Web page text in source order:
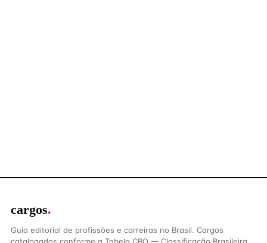
cargos.
Guia editorial de profissões e carreiras no Brasil. Cargos